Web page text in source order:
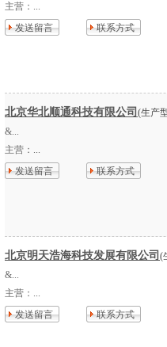
主营： ...
发送留言
联系方式
北京华北顺通科技有限公司 (生产
&...
主营： ...
发送留言
联系方式
北京明天浩海科技发展有限公司 (
&...
主营： ...
发送留言
联系方式